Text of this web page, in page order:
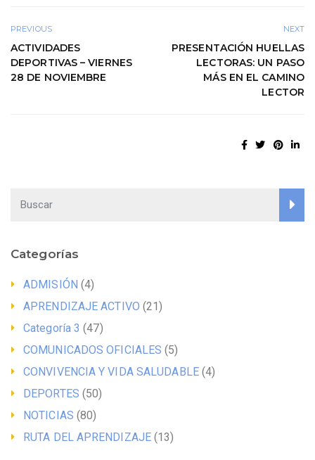
PREVIOUS
ACTIVIDADES
DEPORTIVAS – VIERNES
28 DE NOVIEMBRE
NEXT
PRESENTACIÓN HUELLAS
LECTORAS: UN PASO
MÁS EN EL CAMINO
LECTOR
Categorías
ADMISIÓN (4)
APRENDIZAJE ACTIVO (21)
Categoría 3 (47)
COMUNICADOS OFICIALES (5)
CONVIVENCIA Y VIDA SALUDABLE(4)
DEPORTES (50)
NOTICIAS (80)
RUTA DEL APRENDIZAJE (13)